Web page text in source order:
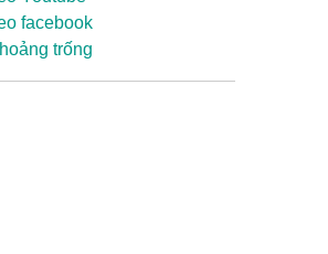
facebook
trống